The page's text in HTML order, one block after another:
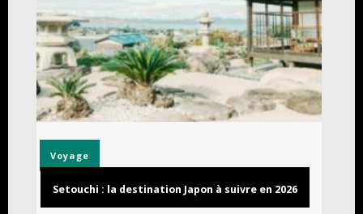
Voyage
Setouchi : la destination Japon à suivre en 2026